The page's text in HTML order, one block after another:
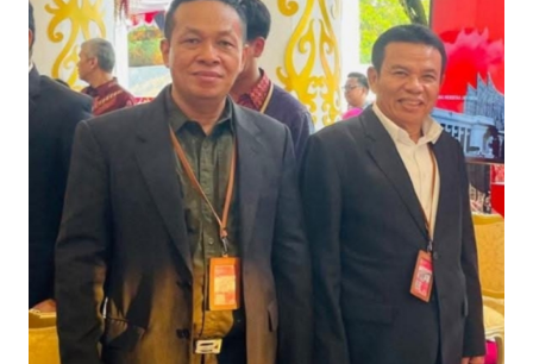
Informasi
INDEKS
BERITA
TENTANG